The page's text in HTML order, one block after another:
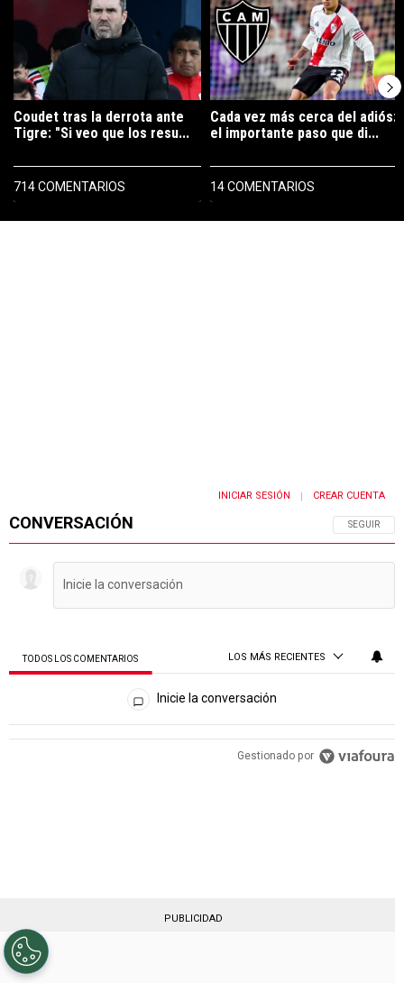
PUBLICIDAD
Coudet tras la derrota ante
Tigre: "Si veo que los resu...
714 COMENTARIOS
Cada vez más cerca del adiós:
el importante paso que di...
14 COMENTARIOS
CONVERSACIÓN SIGA ESTA
SEGUIR
INICIAR SESIÓN | CREAR CUENTA
TODOS LOS COMENTARIOS LOS MÁS RECIENTES
Todos los comentarios
Inicie la conversación
PUBLICIDAD